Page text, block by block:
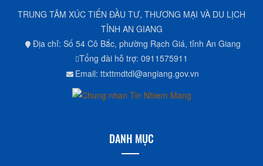
TRUNG TÂM XÚC TIẾN ĐẦU TƯ, THƯƠNG MẠI VÀ DU LỊCH
TỈNH AN GIANG
Địa chỉ: Số 54 Cô Bắc, phường Rạch Giá, tỉnh An Giang
Tổng đài hỗ trợ: 0911575911
Email: ttxttmdtdl@angiang.gov.vn
DANH MỤC